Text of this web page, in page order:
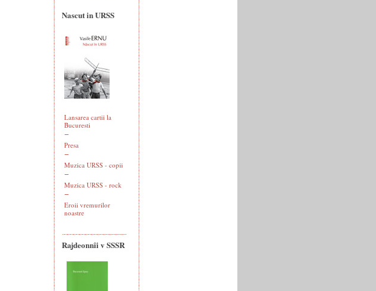
Nascut in URSS
Lansarea cartii la
Bucuresti
Presa
Muzica URSS - copii
Muzica URSS - rock
Eroii vremurilor
noastre
Rajdeonnîi v SSSR